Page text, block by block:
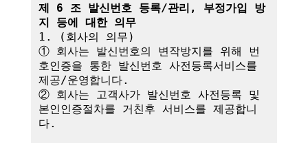
제 6 조 발신번호 등록/관리, 부정가입 방
지 등에 대한 의무
1. (회사의 의무)
① 회사는 발신번호의 변작방지를 위해 번
호인증을 통한 발신번호 사전등록서비스를
제공/운영합니다.
② 회사는 고객사가 발신번호 사전등록 및
본인인증절차를 거친후 서비스를 제공합니
다.